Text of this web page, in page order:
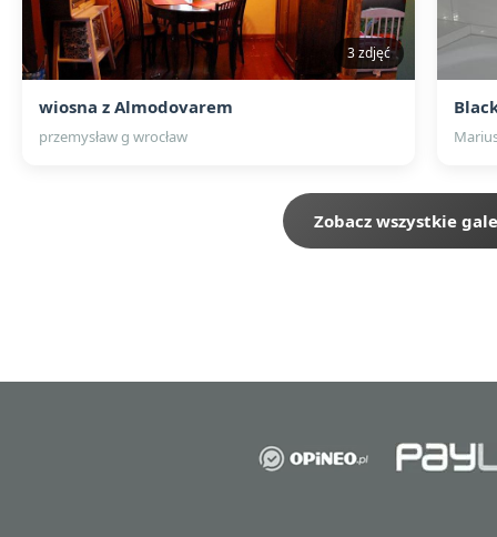
3 zdjęć
wiosna z Almodovarem
przemysław g wrocław
Zobacz wszystkie